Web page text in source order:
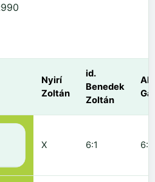
Nyirí
Zoltán
id.
Benedek
Zoltán
X 6:1 6:2